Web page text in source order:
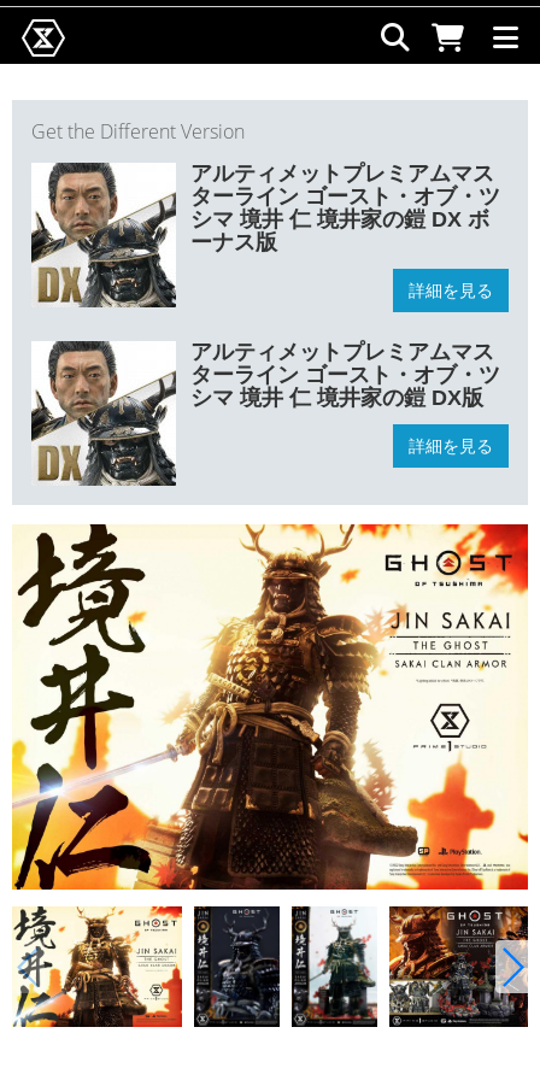
Get the Different Version
アルティメットプレミアムマス
ターライン ゴースト・オブ・ツ
シマ 境井 仁 境井家の鎧 DX ボ
ーナス版
詳細を見る
アルティメットプレミアムマス
ターライン ゴースト・オブ・ツ
シマ 境井 仁 境井家の鎧 DX版
詳細を見る